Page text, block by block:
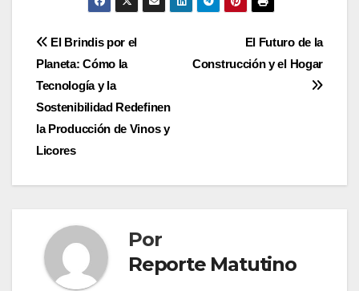
entradas
Navegación
de
entradas
El Futuro de la
Construcción y el Hogar
El Brindis por el
Planeta: Cómo la
Tecnología y la
Sostenibilidad Redefinen
la Producción de Vinos y
Licores
Por
Reporte Matutino